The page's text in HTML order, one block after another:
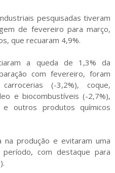
pesquisadas tiveram
de fevereiro para março,
que recuaram 4,9%.
a queda de 1,3% da
com fevereiro, foram
(-3,2%), coque,
e biocombustíveis (-2,7%),
e outros produtos químicos
produção e evitaram uma
com destaque para